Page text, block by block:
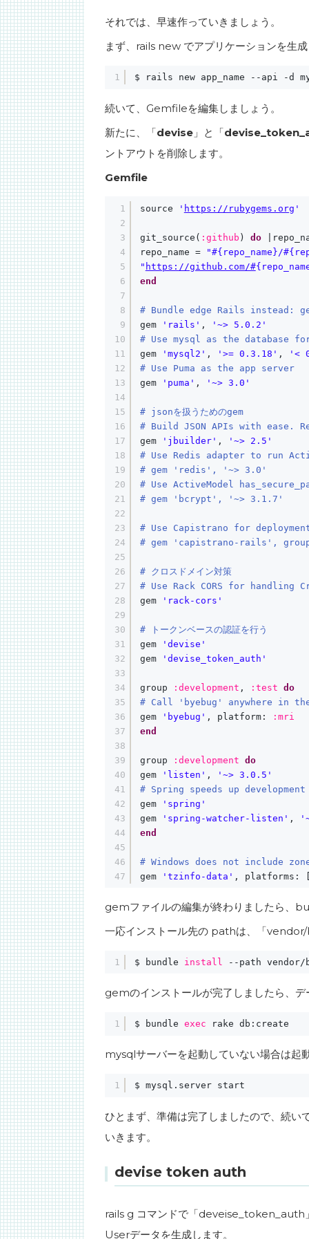
それでは、早速作っていきましょう。
まず、rails new でアプリケーションを生
1 $ rails new app_name --api -d
続いて、Gemfileを編集しましょう。
新たに、「devise 」と「
ントアウトを削除します。
Gemfile
1
2
3
4
5
6
7
8
9
10
11
12
13
14
15
16
17
18
19
20
21
22
23
24
25
26
27
28
29
30
31
32
33
34
35
36
37
38
39
40
41
42
43
44
45
46
47
source ' https://rubygems.org '
git_source( :github ) do
repo_name =
"#{repo_name}/
" https://github.com/#
end
# Bundle edge Rails
gem
'rails' ,
'~> 5.0.2'
# Use mysql as the database
gem
'mysql2' , '>= 0.3.18' ,
'<
# Use Puma as the app server
gem
'puma' , '~> 3.0'
# jsonを扱うためのgem
# Build JSON APIs with ease.
gem
'jbuilder' ,
'~> 2.5'
# Use Redis adapter to run
# gem 'redis', '~> 3.0'
# Use ActiveModel
# gem 'bcrypt', '~> 3.1.7'
# Use Capistrano for
# gem 'capistrano-rails',
# クロスドメイン対策
# Use Rack CORS for handling
gem
'rack-cors'
# トークンベースの認証を行う
gem
'devise'
gem
'devise_token_auth'
group :development , :test do
# Call 'byebug' anywhere in
gem
'byebug' , platform:
:mri
end
group :development do
gem
'listen' ,
'~> 3.0.5'
# Spring speeds up
gem
'spring'
gem
'spring-watcher-listen' ,
end
# Windows does not include
gem
'tzinfo-data' , platforms:
gemファイルの編集が終わりましたら、
一応インストール先の pathは、「
1 $ bundle install --path vendor/
gemのインストールが完了しましたら、
1 $ bundle exec rake db:create
mysqlサーバーを起動していない場合は起
1 $ mysql.server start
ひとまず、準備は完了しましたので、続い
いきます。
devise token auth
rails g コマンドで「deveise_token_auth
Userデータを生成します。